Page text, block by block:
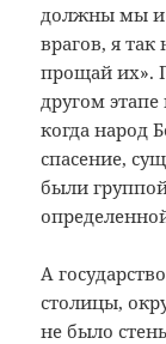
должны мы и
врагов, я
прощай их».
другом
когда народ
спасение,
были
А
столицы,
не было